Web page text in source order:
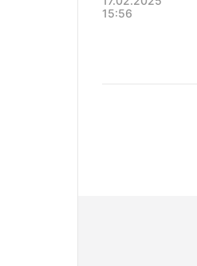
15:56